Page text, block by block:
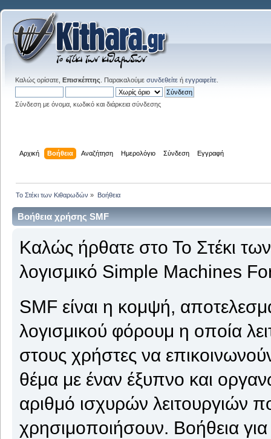
Καλώς ορίσατε, Επισκέπτης . Παρακαλούμε συνδεθείτε ή εγγραφείτε
Σύνδεση με όνομα, κωδικό και διάρκεια σύνδεσης
Αρχική Βοήθεια Αναζήτηση Ημερολόγιο Σύνδεση Εγγραφή
Το Στέκι των Κιθαρωδών » Βοήθεια
Βοήθεια χρήσης SMF
Καλώς ήρθατε στο Το Στέκι
λογισμικό Simple Machines
SMF είναι η κομψή,
λογισμικού φόρουμ η οποία
στους χρήστες να
θέμα με έναν έξυπνο και
αριθμό ισχυρών λειτουργιών
χρησιμοποιήσουν. Βοήθεια